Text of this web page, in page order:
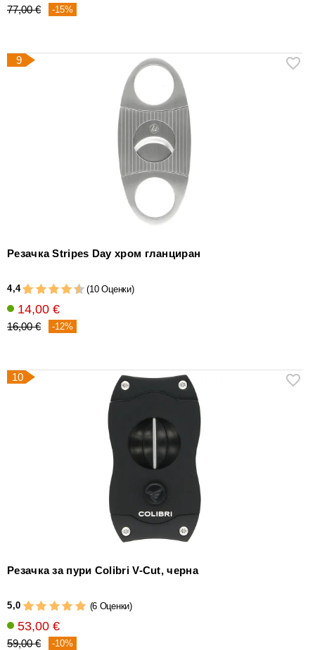
77,00 € -15%
9
Резачка Stripes Day хром гланциран
4,4 (10 Оценки)
14,00 €
16,00 € -12%
10
Резачка за пури Colibri V-Cut, черна
5,0 (6 Оценки)
53,00 €
59,00 € -10%